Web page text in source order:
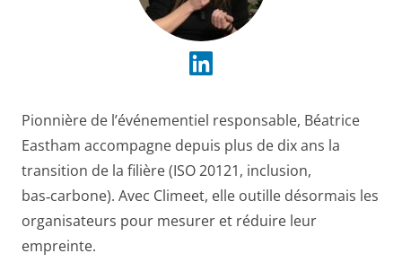
Pionnière de l’événementiel responsable, Béatrice
Eastham accompagne depuis plus de dix ans la
transition de la filière (ISO 20121, inclusion,
bas‑carbone). Avec Climeet, elle outille désormais les
organisateurs pour mesurer et réduire leur
empreinte.